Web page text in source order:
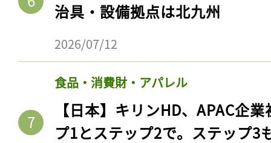
治具・設備拠点は北九州
2026/07/12
食品・消費財・アパレル
【日本】キリンHD、APAC企
プ1とステップ2で。ステップ3